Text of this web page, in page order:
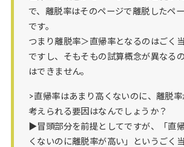
で、離脱率はそのページで離脱したペ
です。
つまり離脱率＞直帰率となるのはごく
ですし、そもそもの試算概念が異なる
はできません。
>直帰率はあまり高くないのに、離脱
考えられる要因はなんでしょうか？
▶冒頭部分を前提としてですが、「直
くないのに離脱率が高い」というごく